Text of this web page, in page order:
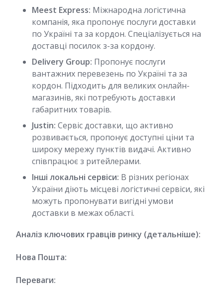
Meest Express: Міжнародна логістична
компанія, яка пропонує послуги доставки
по Україні та за кордон. Спеціалізується на
доставці посилок з-за кордону.
Delivery Group: Пропонує послуги
вантажних перевезень по Україні та за
кордон. Підходить для великих онлайн-
магазинів, які потребують доставки
габаритних товарів.
Justin: Сервіс доставки, що активно
розвивається, пропонує доступні ціни та
широку мережу пунктів видачі. Активно
співпрацює з ритейлерами.
Інші локальні сервіси: В різних регіонах
України діють місцеві логістичні сервіси, які
можуть пропонувати вигідні умови
доставки в межах області.
Аналіз ключових гравців ринку (детальніше):
Нова Пошта:
Переваги: